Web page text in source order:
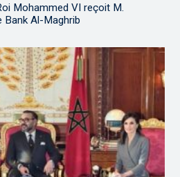
Mohammed VI reçoit M.
Bank Al-Maghrib